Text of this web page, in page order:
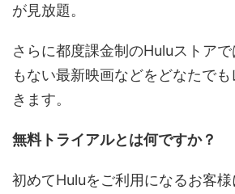
が見放題。
さらに都度課金制のHuluストア
もない最新映画などをどなたで
きます。
無料トライアルとは何ですか？
初めてHuluをご利用になるお客